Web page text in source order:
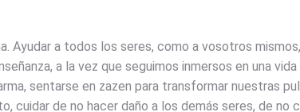
Ayudar a todos los seres, como a vosotros
a la vez que seguimos inmersos en una
sentarse en zazen para transformar nuestras
cuidar de no hacer daño a los demás seres, de no